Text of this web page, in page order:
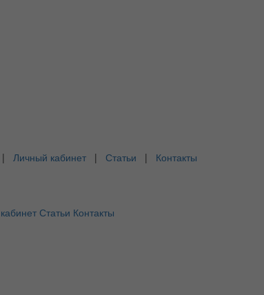
| Личный кабинет | Статьи | Контакты
Статьи Контакты